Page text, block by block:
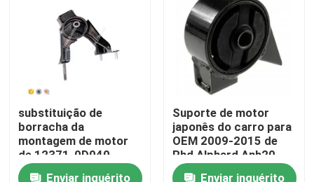
Casa
Produtos
Vídeos
substituição de
borracha da
montagem de motor
de 12371-0D040
Toyota para o
Enviar inquérito
Suporte de motor
japonês do carro para
OEM 2009-2015 de
Rhd Alphard Anh20
12305-28231
Enviar inquérito